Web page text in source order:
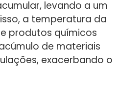
levando a um
a temperatura da
produtos químicos
de materiais
exacerbando o